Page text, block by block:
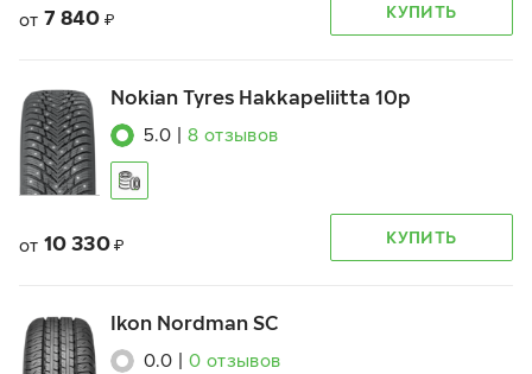
от 7 840 ₽ КУПИТЬ
Nokian Tyres Hakkapeliitta 10p
5.0 8 отзывов
от 10 330 ₽ КУПИТЬ
Ikon Nordman SC
0.0 0 отзывов